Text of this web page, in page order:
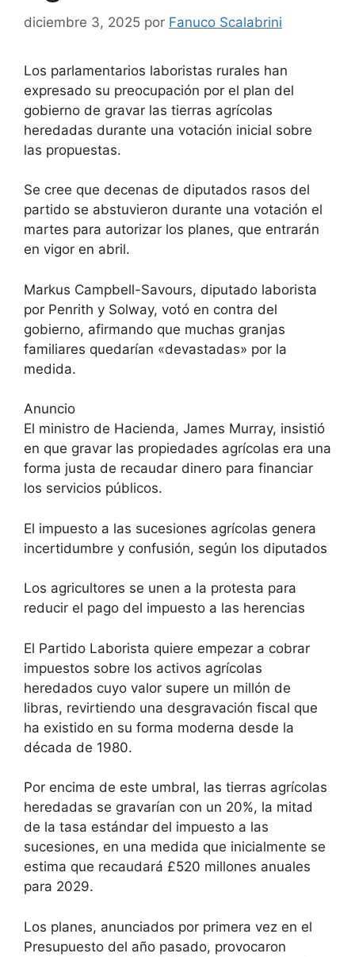
diciembre 3, 2025 por Fanuco Scalabrini
Los parlamentarios laboristas rurales han
expresado su preocupación por el plan del
gobierno de gravar las tierras agrícolas
heredadas durante una votación inicial sobre
las propuestas.
Se cree que decenas de diputados rasos del
partido se abstuvieron durante una votación el
martes para autorizar los planes, que entrarán
en vigor en abril.
Markus Campbell-Savours, diputado laborista
por Penrith y Solway, votó en contra del
gobierno, afirmando que muchas granjas
familiares quedarían «devastadas» por la
medida.
Anuncio
El ministro de Hacienda, James Murray, insistió
en que gravar las propiedades agrícolas era una
forma justa de recaudar dinero para financiar
los servicios públicos.
El impuesto a las sucesiones agrícolas genera
incertidumbre y confusión, según los diputados
Los agricultores se unen a la protesta para
reducir el pago del impuesto a las herencias
El Partido Laborista quiere empezar a cobrar
impuestos sobre los activos agrícolas
heredados cuyo valor supere un millón de
libras, revirtiendo una desgravación fiscal que
ha existido en su forma moderna desde la
década de 1980.
Por encima de este umbral, las tierras agrícolas
heredadas se gravarían con un 20%, la mitad
de la tasa estándar del impuesto a las
sucesiones, en una medida que inicialmente se
estima que recaudará £520 millones anuales
para 2029.
Los planes, anunciados por primera vez en el
Presupuesto del año pasado, provocaron